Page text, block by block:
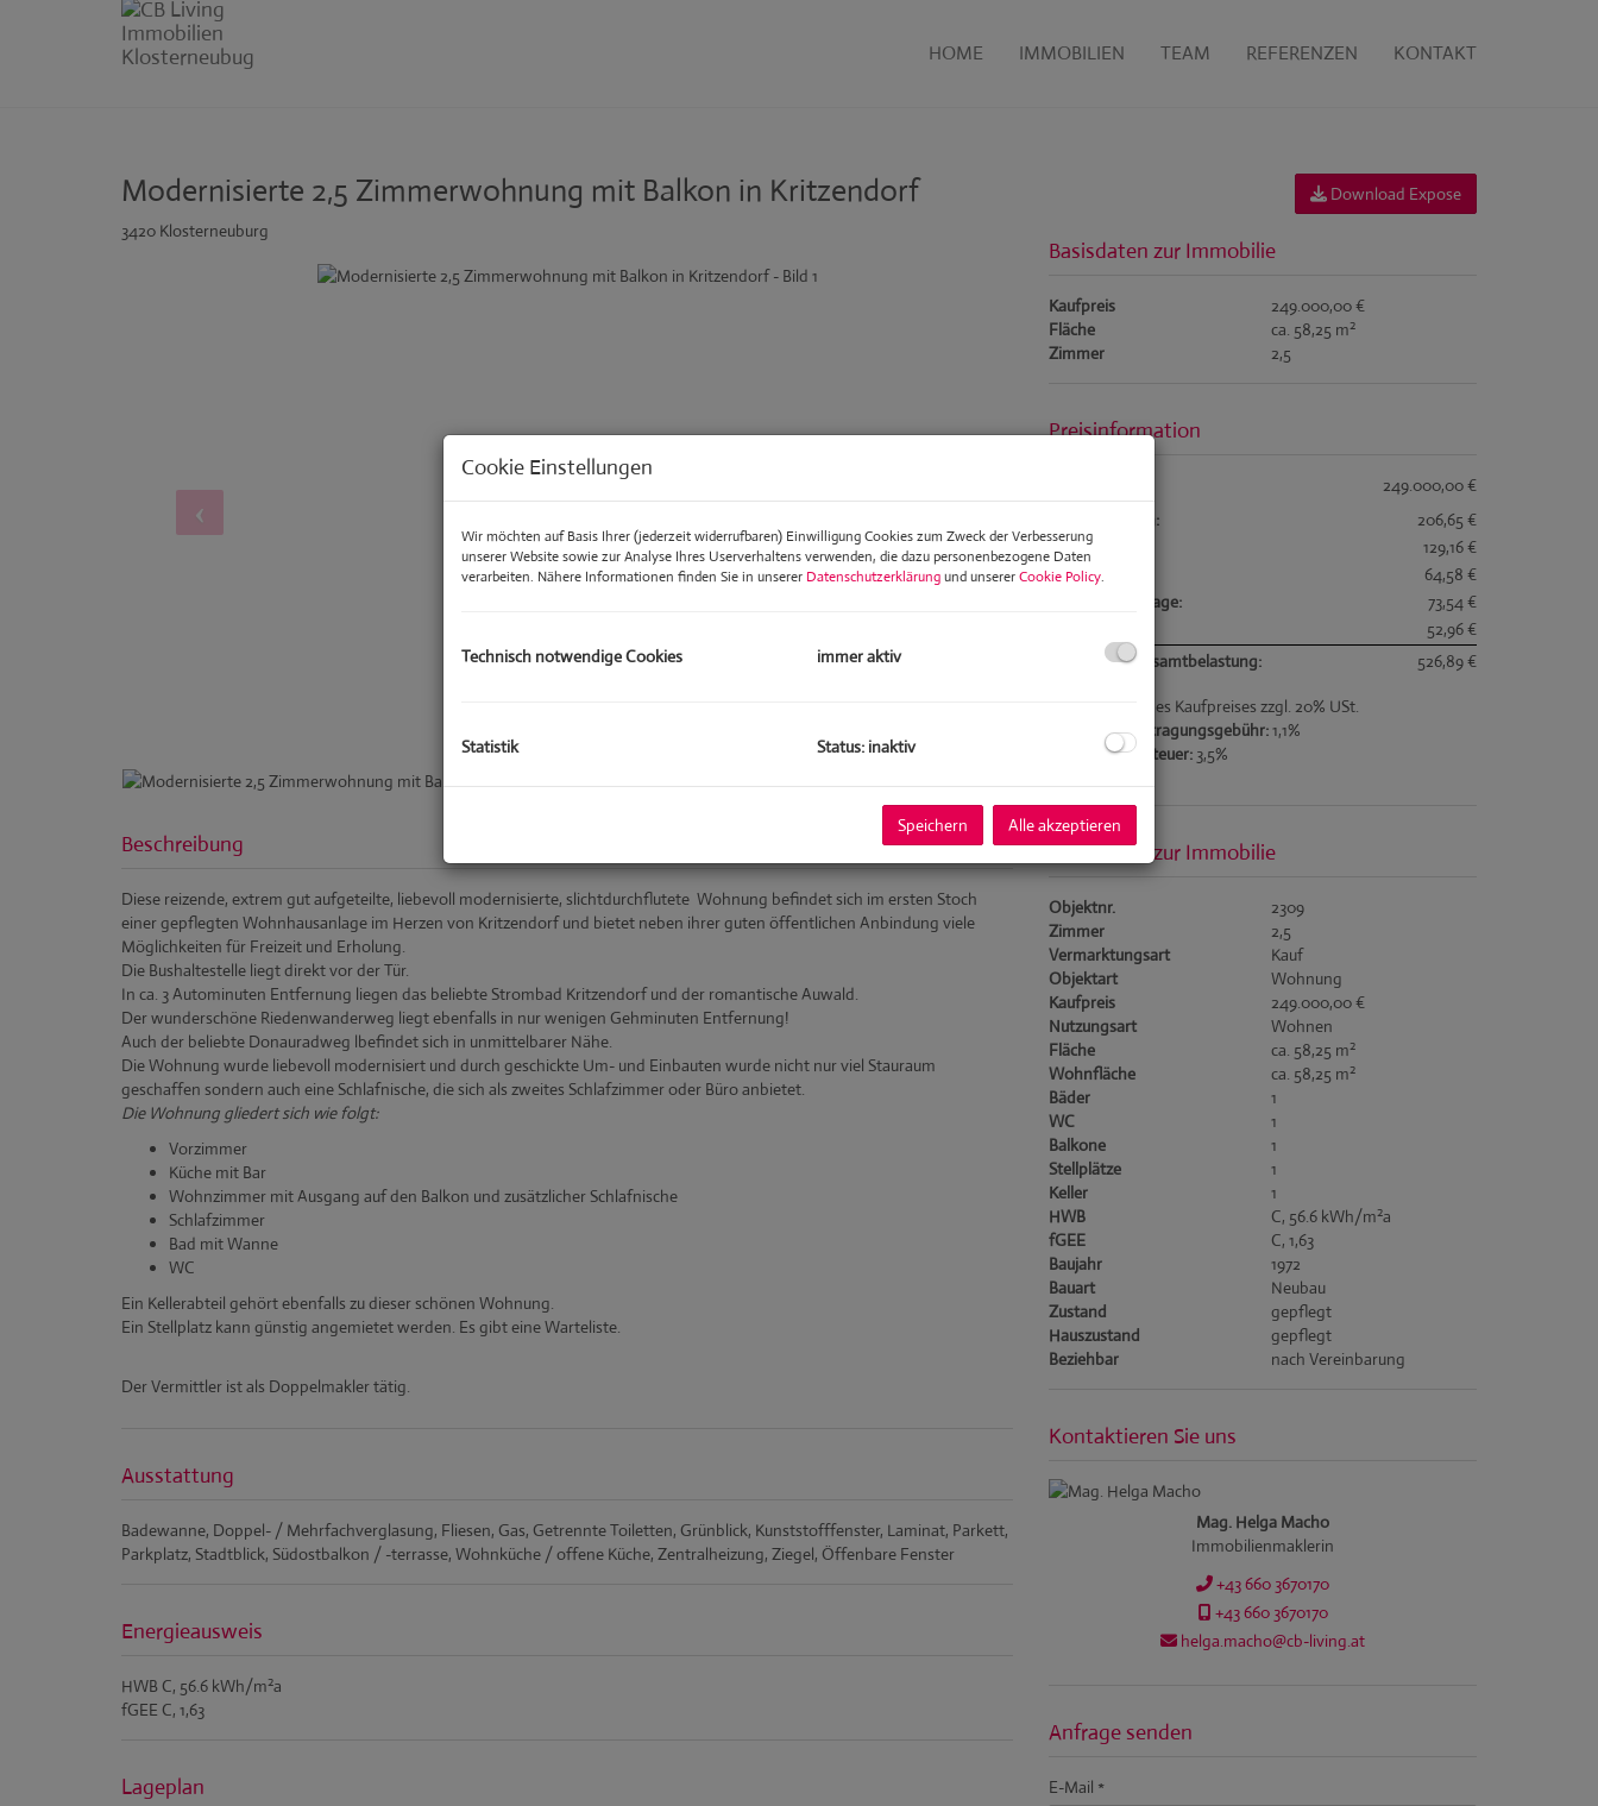
HOME IMMOBILIEN TEAM REFERENZEN KONTAKT
Modernisierte 2,5 Zimmerwohnung mit Balkon in Kritzendorf
3420 Klosterneuburg
Beschreibung
Diese reizende, extrem gut aufgeteilte, liebevoll modernisierte, slichtdurchflutete Wohnung befindet sich im ersten Stoch
einer gepflegten Wohnhausanlage im Herzen von Kritzendorf und bietet neben ihrer guten öffentlichen Anbindung viele
Möglichkeiten für Freizeit und Erholung.
Die Bushaltestelle liegt direkt vor der Tür.
In ca. 3 Autominuten Entfernung liegen das beliebte Strombad Kritzendorf und der romantische Auwald.
Der wunderschöne Riedenwanderweg liegt ebenfalls in nur wenigen Gehminuten Entfernung!
Auch der beliebte Donauradweg lbefindet sich in unmittelbarer Nähe.
Die Wohnung wurde liebevoll modernisiert und durch geschickte Um- und Einbauten wurde nicht nur viel Stauraum
geschaffen sondern auch eine Schlafnische, die sich als zweites Schlafzimmer oder Büro anbietet.
Die Wohnung gliedert sich wie folgt:
Vorzimmer
Küche mit Bar
Wohnzimmer mit Ausgang auf den Balkon und zusätzlicher Schlafnische
Schlafzimmer
Bad mit Wanne
WC
Ein Kellerabteil gehört ebenfalls zu dieser schönen Wohnung.
Ein Stellplatz kann günstig angemietet werden. Es gibt eine Warteliste.
Der Vermittler ist als Doppelmakler tätig.
Ausstattung
Badewanne Doppel- / Mehrfachverglasung Fliesen Gas Getrennte Toiletten Grünblick Kunststofffenster Laminat Parkett
Parkplatz Stadtblick Südostbalkon / -terrasse Wohnküche / offene Küche Zentralheizung Ziegel Öffenbare Fenster
Energieausweis
HWB C, 56.6 kWh/m2a
fGEE C, 1,63
Lageplan
Download Expose
Basisdaten zur Immobilie
Kaufpreis
249.000,00 €
Fläche
ca. 58,25 m2
Zimmer 2,5
Preisinformation
249.000,00 €
Betriebskosten:
206,65 €
Heizkosten:
129,16 €
Warmwasser:
64,58 €
Reparaturrücklage:
73,54 €
52,96 €
monatliche Gesamtbelastung:
526,89 €
3% des Kaufpreises zzgl. 20% USt.
Grundbucheintragungsgebühr:1,1%
Grunderwerbsteuer: 3,5%
Basisdaten zur Immobilie
Objektnr.
2309
Zimmer
2,5
Vermarktungsart
Kauf
Objektart
Wohnung
Kaufpreis
249.000,00 €
Nutzungsart
Wohnen
Fläche
ca. 58,25 m2
Wohnfläche ca. 58,25 m2
Bäder
1
WC
1
Balkone
1
Stellplätze
1
Keller
1
HWB
C, 56.6 kWh/m2a
fGEE
C, 1,63
Baujahr
1972
Bauart
Neubau
Zustand
gepflegt
Hauszustand
gepflegt
Beziehbar
nach Vereinbarung
Kontaktieren Sie uns
Mag. Helga Macho
Immobilienmaklerin
+43 660 3670170
+43 660 3670170
helga.macho@cb-living.at
Anfrage senden
E-Mail
Cookie Einstellungen
Wir möchten auf Basis Ihrer (jederzeit widerrufbaren) Einwilligung Cookies zum Zweck der Verbesserung
unserer Website sowie zur Analyse Ihres Userverhaltens verwenden, die dazu personenbezogene Daten
verarbeiten. Nähere Informationen finden Sie in unserer Datenschutzerklärungund unsererCookie Policy.
Technisch notwendige Cookies immer aktiv
Statistik Status: inaktiv
Speichern Alle akzeptieren